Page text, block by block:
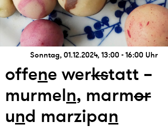
Sonntag, 01.12.2024, 13:00 - 16:00 Uhr
offene werkstatt –
murmeln, marmor
und marzipan